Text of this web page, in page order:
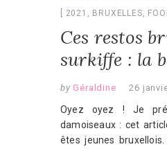
2021 , BRUXELLES,
Ces restos
surkiffe : la
by Géraldine 26
Oyez oyez ! Je
damoiseaux : cet
êtes jeunes